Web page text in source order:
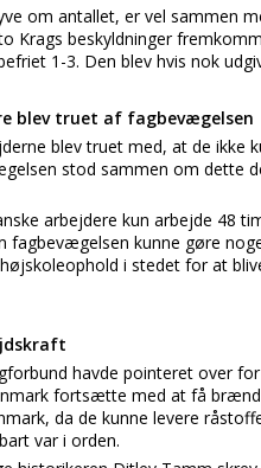
om antallet, er vel sammen
Krags beskyldninger
1-3. Den blev hvis nok
blev truet af fagbevægelsen
blev truet med, at de ikke
stod sammen om dette
arbejdere kun arbejde 48
fagbevægelsen kunne gøre
i stedet for at
havde pointeret over
fortsætte med at få
da de kunne levere
var i orden.